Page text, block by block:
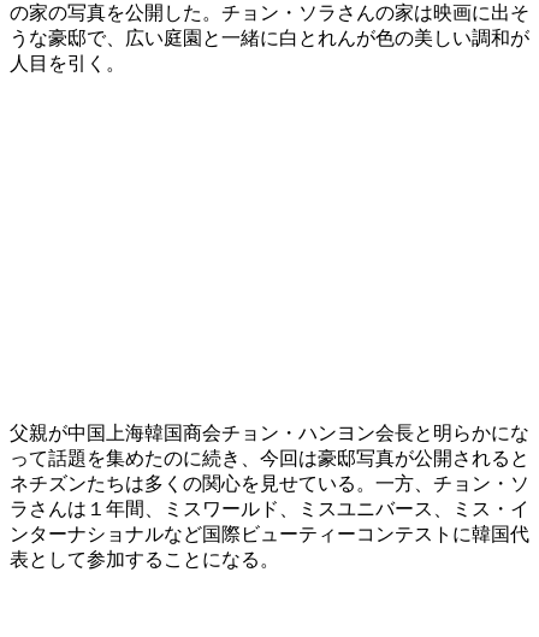
の家の写真を公開した。チョン・ソラさんの家は映画に出そ
うな豪邸で、広い庭園と一緒に白とれんが色の美しい調和が
人目を引く。
父親が中国上海韓国商会チョン・ハンヨン会長と明らかにな
って話題を集めたのに続き、今回は豪邸写真が公開されると
ネチズンたちは多くの関心を見せている。一方、チョン・ソ
ラさんは１年間、ミスワールド、ミスユニバース、ミス・イ
ンターナショナルなど国際ビューティーコンテストに韓国代
表として参加することになる。